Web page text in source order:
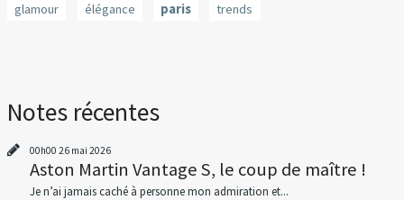
glamour
élégance paris trends
Notes récentes
00h00 26 mai 2026
Aston Martin Vantage S, le coup de maître !
Je n’ai jamais caché à personne mon admiration et...